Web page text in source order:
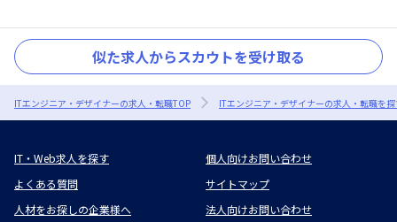
似た求人からスカウトを受け取る
ITエンジニア・デザイナーの求人・転職TOP ITエンジニア・デザイナーの求人・転職を
IT・Web求人を探す
個人向けお問い合わせ
よくある質問
サイトマップ
人材をお探しの企業様へ
法人向けお問い合わせ